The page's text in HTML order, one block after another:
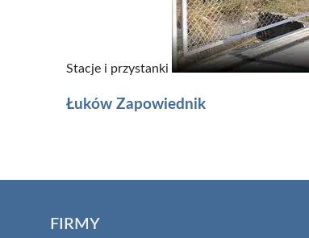
Stacje i przystanki
Łuków Zapowiednik
FIRMY